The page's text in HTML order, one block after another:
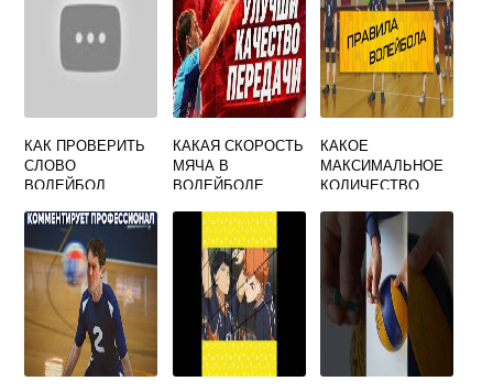
КАК ПРОВЕРИТЬ
СЛОВО
ВОЛЕЙБОЛ
КАКАЯ СКОРОСТЬ
МЯЧА В
ВОЛЕЙБОЛЕ
КАКОЕ
МАКСИМАЛЬНОЕ
КОЛИЧЕСТВО
НАХОДИТЬСЯ НА
ПЛОЩАДКЕ В
ВОЛЕЙБОЛЕ